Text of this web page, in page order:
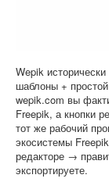
Wepik
шаблоны +
wepik.com вы
Freepik, а кнопки
тот же рабочий
экосистемы
редакторе →
экспортируете.